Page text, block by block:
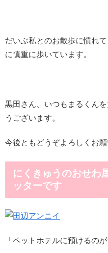
だいぶ私とのお散歩に慣れ
に慎重に歩いています。
黒田さん、いつもまるくん
うございます。
今後ともどうぞよろしくお願
にくきゅうのおせわ
ッターです
「ペットホテルに預けるの